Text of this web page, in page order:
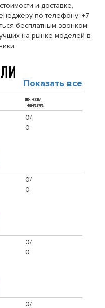
и доставке,
по телефону: +7
бесплатным звонком.
на рынке моделей в
Показать все
ЦВЕТНОСТЬ/
ТЕМПЕРАТУРА
0/
0
0/
0
0/
0
0/